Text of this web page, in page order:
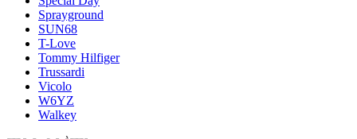
Sprayground
SUN68
T-Love
Tommy Hilfiger
Trussardi
Vicolo
W6YZ
Walkey